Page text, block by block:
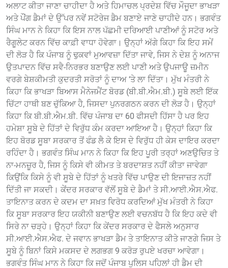
ਅਲਾਟ ਕੀਤਾ ਜਾਣਾ ਚਾਹੀਦਾ ਹੈ ਅਤੇ ਹਿਮਾਚਲ ਪ੍ਰਦੇਸ਼ ਵਿੱਚ ਮੌਜੂਦਾ ਭਾਖੜਾ
ਅਤੇ ਪੌਂਗ ਡੈਮਾਂ ਦੇ ਉੱਪਰ ਨਵੇਂ ਸਟੋਰੇਜ ਡੈਮ ਬਣਾਏ ਜਾਣੇ ਚਾਹੀਦੇ ਹਨ। ਭਗਵੰਤ
ਸਿੰਘ ਮਾਨ ਨੇ ਕਿਹਾ ਕਿ ਇਸ ਨਾਲ ਪੱਛਮੀ ਦਰਿਆਈ ਪਾਣੀਆਂ ਨੂੰ ਸਟੋਰ ਅਤੇ
ਰੈਗੂਲੇਟ ਕਰਨ ਵਿੱਚ ਕਾਫ਼ੀ ਵਾਧਾ ਹੋਵੇਗਾ। ਉਨ੍ਹਾਂ ਅੱਗੇ ਕਿਹਾ ਕਿ ਇਹ ਸਮੇਂ
ਦੀ ਲੋੜ ਹੈ ਕਿ ਪੰਜਾਬ ਨੂੰ ਢੁਕਵਾਂ ਮੁਆਵਜ਼ਾ ਦਿੱਤਾ ਜਾਵੇ, ਜਿਸ ਨੇ ਦੇਸ਼ ਨੂੰ ਅਨਾਜ
ਉਤਪਾਦਨ ਵਿੱਚ ਸਵੈ-ਨਿਰਭਰ ਬਣਾਉਣ ਲਈ ਪਾਣੀ ਅਤੇ ਉਪਜਾਊ ਜ਼ਮੀਨ
ਵਰਗੇ ਬੇਸ਼ਕੀਮਤੀ ਕੁਦਰਤੀ ਸਰੋਤਾਂ ਨੂੰ ਦਾਅ ‘ਤੇ ਲਾ ਦਿੱਤਾ। ਮੁੱਖ ਮੰਤਰੀ ਨੇ
ਕਿਹਾ ਕਿ ਭਾਖੜਾ ਬਿਆਸ ਮੈਨੇਜਮੈਂਟ ਬੋਰਡ (ਬੀ.ਬੀ.ਐਮ.ਬੀ.) ਸੂਬੇ ਲਈ ਇੱਕ
ਚਿੱਟਾ ਹਾਥੀ ਬਣ ਚੁੱਕਿਆ ਹੈ, ਜਿਸਦਾ ਪੁਨਰਗਠਨ ਕਰਨ ਦੀ ਲੋੜ ਹੈ। ਉਨ੍ਹਾਂ
ਕਿਹਾ ਕਿ ਬੀ.ਬੀ.ਐਮ.ਬੀ. ਵਿੱਚ ਪੰਜਾਬ ਦਾ 60 ਫੀਸਦੀ ਹਿੱਸਾ ਹੈ ਪਰ ਇਹ
ਹਮੇਸ਼ਾ ਸੂਬੇ ਦੇ ਹਿੱਤਾਂ ਦੇ ਵਿਰੁੱਧ ਕੰਮ ਕਰਦਾ ਆਇਆ ਹੈ। ਉਨ੍ਹਾਂ ਕਿਹਾ ਕਿ
ਇਹ ਬੋਰਡ ਸੂਬਾ ਸਰਕਾਰ ਤੋਂ ਫੰਡ ਲੈ ਕੇ ਇਸ ਦੇ ਵਿਰੁੱਧ ਹੀ ਕੇਸ ਦਾਇਰ ਕਰਦਾ
ਰਹਿੰਦਾ ਹੈ। ਭਗਵੰਤ ਸਿੰਘ ਮਾਨ ਨੇ ਕਿਹਾ ਕਿ ਇਹ ਪੂਰੀ ਤਰ੍ਹਾਂ ਅਣਉਚਿਤ ਤੇ
ਨਾ-ਮਨਜ਼ੂਰ ਹੈ, ਜਿਸ ਨੂੰ ਕਿਸੇ ਵੀ ਕੀਮਤ ਤੇ ਬਰਦਾਸ਼ਤ ਨਹੀਂ ਕੀਤਾ ਜਾਵੇਗਾ
ਕਿਉਂਕਿ ਕਿਸੇ ਨੂੰ ਵੀ ਸੂਬੇ ਦੇ ਹਿੱਤਾਂ ਨੂੰ ਖਤਰੇ ਵਿੱਚ ਪਾਉਣ ਦੀ ਇਜਾਜ਼ਤ ਨਹੀਂ
ਦਿੱਤੀ ਜਾ ਸਕਦੀ। ਕੇਂਦਰ ਸਰਕਾਰ ਵੱਲੋਂ ਸੂਬੇ ਦੇ ਡੈਮਾਂ ਤੇ ਸੀ.ਆਈ.ਐਸ.ਐਫ.
ਤਾਇਨਾਤ ਕਰਨ ਦੇ ਕਦਮ ਦਾ ਸਖ਼ਤ ਵਿਰੋਧ ਕਰਦਿਆਂ ਮੁੱਖ ਮੰਤਰੀ ਨੇ ਕਿਹਾ
ਕਿ ਸੂਬਾ ਸਰਕਾਰ ਇਹ ਯਕੀਨੀ ਬਣਾਉਣ ਲਈ ਵਚਨਬੱਧ ਹੈ ਕਿ ਇਹ ਕਦੇ ਵੀ
ਸਿਰੇ ਨਾ ਚੜ੍ਹੇ। ਉਨ੍ਹਾਂ ਕਿਹਾ ਕਿ ਕੇਂਦਰ ਸਰਕਾਰ ਦੇ ਫੈਸਲੇ ਅਨੁਸਾਰ
ਸੀ.ਆਈ.ਐਸ.ਐਫ. ਦੇ ਜਵਾਨ ਭਾਖੜਾ ਡੈਮ ਤੇ ਤਾਇਨਾਤ ਕੀਤੇ ਜਾਣਗੇ ਜਿਸ ਤੇ
ਸੂਬੇ ਨੂੰ ਬਿਨਾਂ ਕਿਸੇ ਮਕਸਦ ਦੇ ਲਗਭਗ 9 ਕਰੋੜ ਰੁਪਏ ਖਰਚਾ ਆਵੇਗਾ।
ਭਗਵੰਤ ਸਿੰਘ ਮਾਨ ਨੇ ਕਿਹਾ ਕਿ ਜਦੋਂ ਪੰਜਾਬ ਪੁਲਿਸ ਪਹਿਲਾਂ ਹੀ ਡੈਮ ਦੀ